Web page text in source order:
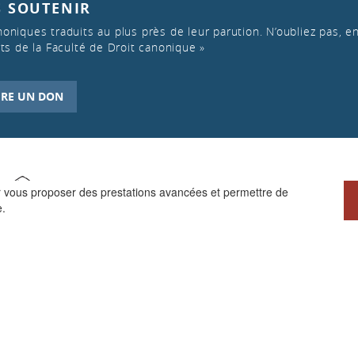
proposer des prestations avancées et permettre de
SOUTENIR
traduits au plus près de leur parution. N’oubliez pas,
de la Faculté de Droit canonique »
UN DON